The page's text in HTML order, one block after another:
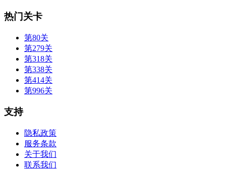
热门关卡
第80关
第279关
第318关
第338关
第414关
第996关
支持
隐私政策
服务条款
关于我们
联系我们